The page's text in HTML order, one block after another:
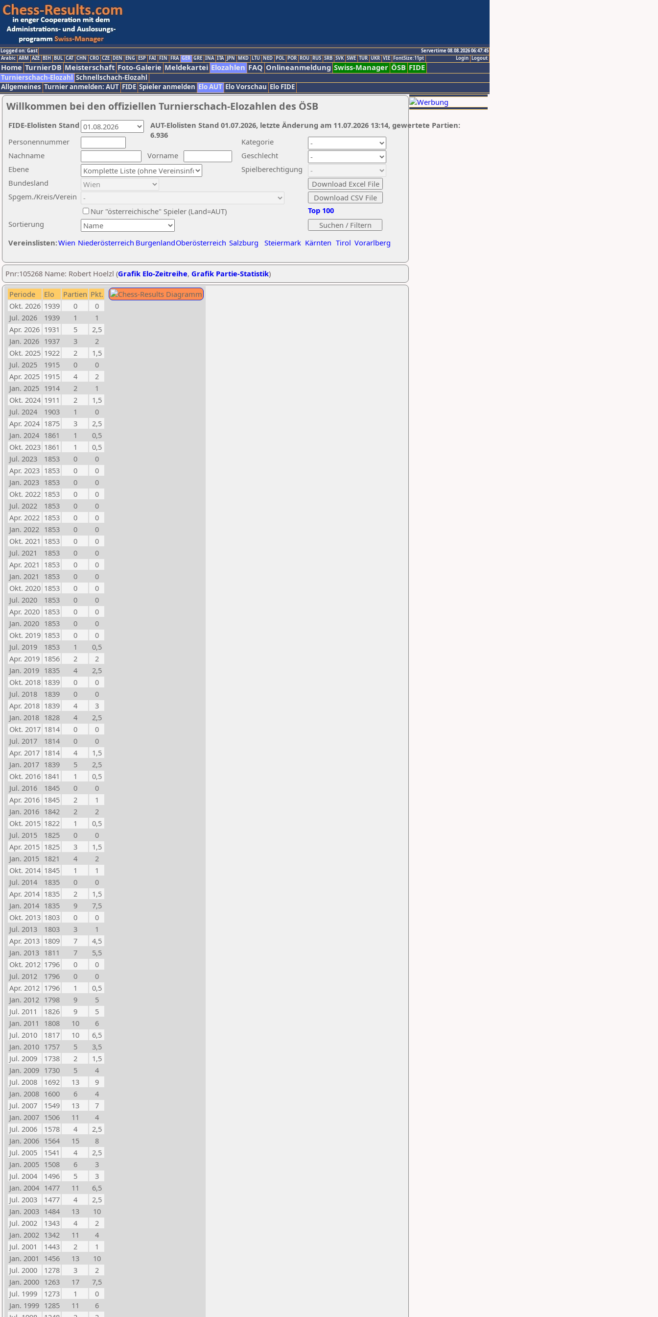
Logged on: Gast
Servertime 08.08.2026 06:47:45
Logout
Login
Arabic ARM AZE BIH BUL CAT CHN CRO CZE DEN ENG ESP FAI FIN FRA GER GRE INA ITA JPN MKD LTU NED POL POR ROU RUS SRB SVK SWE TUR UKR VIE FontSize:11pt
Home TurnierDB Meisterschaft Foto-Galerie Meldekartei Elozahlen FAQ Onlineanmeldung Swiss-Manager ÖSB FIDE
Turnierschach-Elozahl Schnellschach-Elozahl
Allgemeines Turnier anmelden: AUT FIDE Spieler anmelden Elo AUT Elo Vorschau Elo FIDE
Willkommen bei den offiziellen Turnierschach-Elozahlen des ÖSB
Nachname
Vorname
Ebene
Kategorie
Sortierung
Personennummer
Bundesland
Spgem./Kreis/Verein
Geschlecht
Nur "österreichische" Spieler (Land=AUT)
Spielberechtigung
Vereinslisten:Wien Niederösterreich BurgenlandOberösterreich Salzburg Steiermark Kärnten Tirol Vorarlberg
Top 100
AUT-Elolisten Stand 01.07.2026, letzte Änderung am 11.07.2026 13:14, gewertete Partien:
6.936
FIDE-Elolisten Stand
Pnr:105268 Name: Robert Hoelzl (Grafik Elo-Zeitreihe, Grafik Partie-Statistik)
Periode Elo Partien Pkt.
Okt. 2026 1939 0
0
Jul. 2026
1939 1
1
Apr. 2026 1931 5
2,5
Jan. 2026 1937 3
2
Okt. 2025 1922 2
1,5
Jul. 2025
1915 0
0
Apr. 2025 1915 4
2
Jan. 2025 1914 2
1
Okt. 2024 1911 2
1,5
Jul. 2024
1903 1
0
Apr. 2024 1875 3
2,5
Jan. 2024 1861 1
0,5
Okt. 2023 1861 1
0,5
Jul. 2023
1853 0
0
Apr. 2023 1853 0
0
Jan. 2023 1853 0
0
Okt. 2022 1853 0
0
Jul. 2022
1853 0
0
Apr. 2022 1853 0
0
Jan. 2022 1853 0
0
Okt. 2021 1853 0
0
Jul. 2021
1853 0
0
Apr. 2021 1853 0
0
Jan. 2021
1853 0
0
Okt. 2020 1853 0
0
Jul. 2020
1853 0
0
Apr. 2020 1853 0
0
Jan. 2020 1853 0
0
Okt. 2019 1853 0
0
Jul. 2019
1853 1
0,5
Apr. 2019 1856 2
2
Jan. 2019 1835 4
2,5
Okt. 2018 1839 0
0
Jul. 2018
1839 0
0
Apr. 2018 1839 4
3
Jan. 2018 1828 4
2,5
Okt. 2017 1814 0
0
Jul. 2017
1814 0
0
Apr. 2017 1814 4
1,5
Jan. 2017 1839 5
2,5
Okt. 2016 1841 1
0,5
Jul. 2016
1845 0
0
Apr. 2016 1845 2
1
Jan. 2016 1842 2
2
Okt. 2015 1822 1
0,5
Jul. 2015
1825 0
0
Apr. 2015 1825 3
1,5
Jan. 2015 1821 4
2
Okt. 2014 1845 1
1
Jul. 2014
1835 0
0
Apr. 2014 1835 2
1,5
Jan. 2014 1835 9
7,5
Okt. 2013 1803 0
0
Jul. 2013
1803 3
1
Apr. 2013 1809 7
4,5
Jan. 2013 1811 7
5,5
Okt. 2012 1796 0
0
Jul. 2012
1796 0
0
Apr. 2012 1796 1
0,5
Jan. 2012 1798 9
5
Jul. 2011
1826 9
5
Jan. 2011
1808 10
6
Jul. 2010
1817 10
6,5
Jan. 2010 1757 5
3,5
Jul. 2009
1738 2
1,5
Jan. 2009 1730 5
4
Jul. 2008
1692 13
9
Jan. 2008 1600 6
4
Jul. 2007
1549 13
7
Jan. 2007 1506 11
4
Jul. 2006
1578 4
2,5
Jan. 2006 1564 15
8
Jul. 2005
1541 4
2,5
Jan. 2005 1508 6
3
Jul. 2004
1496 5
3
Jan. 2004 1477 11
6,5
Jul. 2003
1477 4
2,5
Jan. 2003 1484 13
10
Jul. 2002
1343 4
2
Jan. 2002 1342 11
4
Jul. 2001
1443 2
1
Jan. 2001
1456 13
10
Jul. 2000
1278 3
2
Jan. 2000 1263 17
7,5
Jul. 1999
1273 1
0
Jan. 1999 1285 11
6